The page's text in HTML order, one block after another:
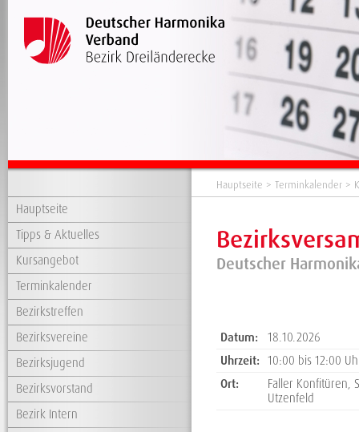
Hauptseite
Tipps & Aktuelles
Kursangebot
Terminkalender
Bezirkstreffen
Bezirksvereine
Bezirksjugend
Bezirksvorstand
Bezirk Intern
Hauptseite > Terminkalender >
Deutscher
Datum:
18.10.2026
Uhrzeit: 10:00 bis 12:00
Ort:
Faller Konfitüren,
Utzenfeld